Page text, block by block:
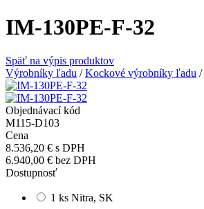
IM-130PE-F-32
Späť na výpis produktov
Výrobníky ľadu /Kockové výrobníky ľadu /
Objednávací kód
M115-D103
Cena
8.536,20 € s DPH
6.940,00 € bez DPH
Dostupnosť
1 ks Nitra, SK